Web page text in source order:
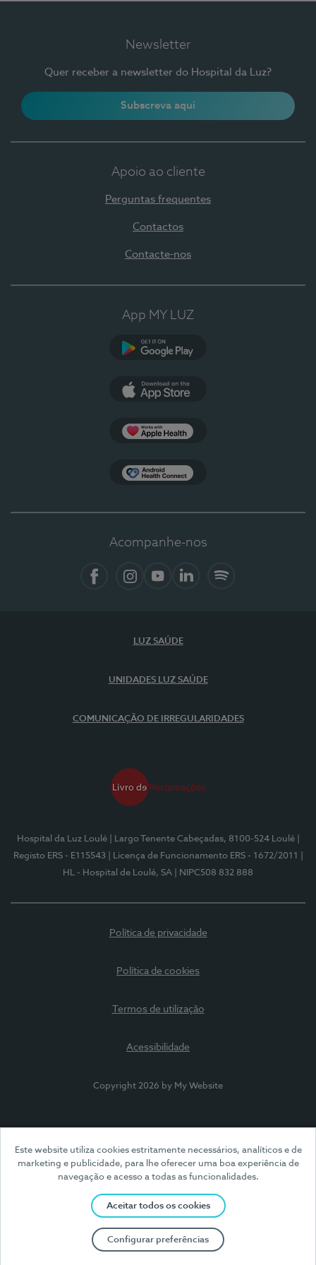
Este website utiliza cookies estritamente necessários, analíticos e de
marketing e publicidade, para lhe oferecer uma boa experiência de
navegação e acesso a todas as funcionalidades.
Aceitar todos os cookies
Configurar preferências
Newsletter
Quer receber a newsletter do Hospital da Luz?
Subscreva aqui
Apoio ao cliente
Perguntas frequentes
Contactos
Contacte-nos
App MY LUZ
Acompanhe-nos
LUZ SAÚDE
UNIDADES LUZ SAÚDE
COMUNICAÇÃO DE IRREGULARIDADES
Hospital da Luz Loulé | Largo Tenente Cabeçadas, 8100-524 Loulé
Registo ERS - E115543
| Licença de Funcionamento ERS - 1672/2011
HL - Hospital de Loulé, SA
| NIPC508 832 888
Política de privacidade
Política de cookies
Termos de utilização
Acessibilidade
Copyright 2026 by My Website